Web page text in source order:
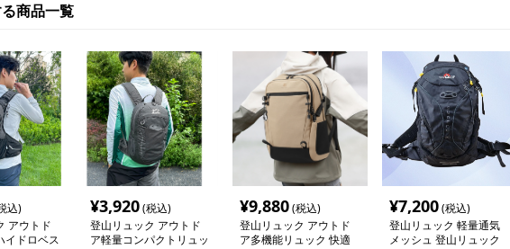
商品一覧
込)
アウトド
イドロベス
¥3,920(税込)
登山リュック アウトド
ア軽量コンパクトリュッ
¥9,880(税込)
登山リュック アウトド
ア多機能リュック 快適
¥7,200(税込)
登山リュック 軽量通気
メッシュ 登山リュック